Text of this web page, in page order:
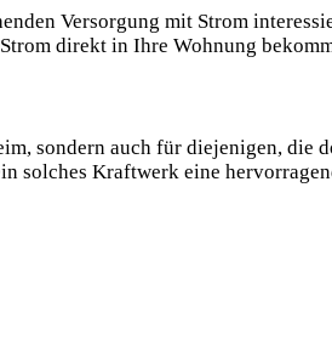
Versorgung mit Strom
direkt in Ihre Wohnung
sondern auch für diejenigen,
solches Kraftwerk eine